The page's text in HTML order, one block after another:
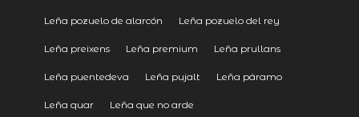
Leña pozuelo de alarcón Leña pozuelo del rey
Leña preixens Leña premium Leña prullans
Leña puentedeva Leña pujalt Leña páramo
Leña quar Leña que no arde